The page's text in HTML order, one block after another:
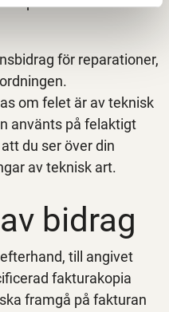
för reparationer,
om felet är av teknisk
använts på felaktigt
du ser över din
av teknisk art.
bidrag
till angivet
fakturakopia
framgå på fakturan